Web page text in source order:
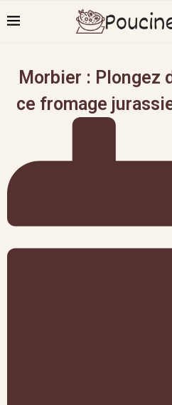
Morbier : Plongez
ce fromage